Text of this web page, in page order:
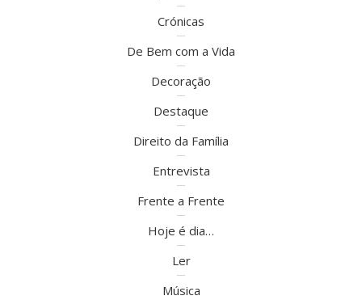
Crónicas
De Bem com a Vida
Decoração
Destaque
Direito da Família
Entrevista
Frente a Frente
Hoje é dia…
Ler
Música